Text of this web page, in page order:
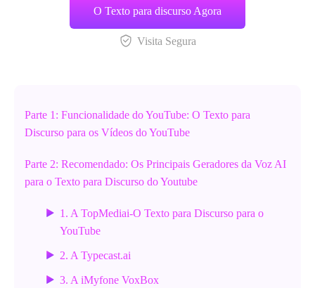
O Texto para discurso Agora
Visita Segura
Parte 1: Funcionalidade do YouTube: O Texto para
Discurso para os Vídeos do YouTube
Parte 2: Recomendado: Os Principais Geradores da Voz AI
para o Texto para Discurso do Youtube
1. A TopMediai-O Texto para Discurso para o
YouTube
2. A Typecast.ai
3. A iMyfone VoxBox